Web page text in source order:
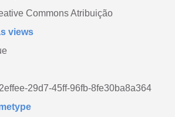
Commons Atribuição
views
29d7-45ff-96fb-8fe30ba8a364